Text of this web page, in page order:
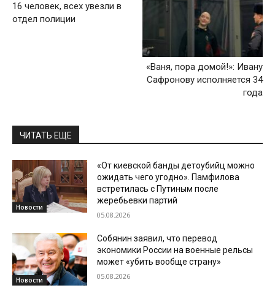
16 человек, всех увезли в
отдел полиции
«Ваня, пора домой!»: Ивану
Сафронову исполняется 34
года
ЧИТАТЬ ЕЩЕ
Новости
«От киевской банды детоубийц можно
ожидать чего угодно». Памфилова
встретилась с Путиным после
жеребьевки партий
05.08.2026
Новости
Собянин заявил, что перевод
экономики России на военные рельсы
может «убить вообще страну»
05.08.2026